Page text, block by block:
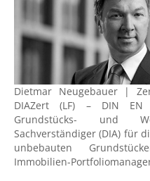
Dietmar Neugebauer |
DIAZert (LF) – DIN EN
Grundstücks- und
Sachverständiger (DIA) für
unbebauten
Immobilien-